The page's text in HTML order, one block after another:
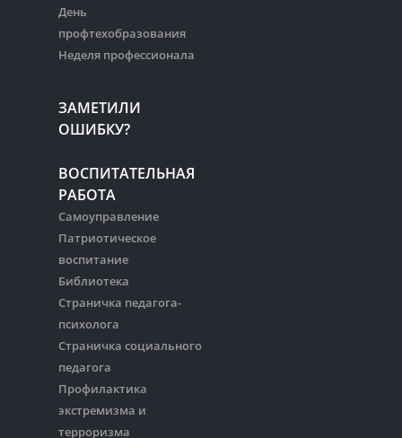
День
профтехобразования
Неделя профессионала
ЗАМЕТИЛИ
ОШИБКУ?
ВОСПИТАТЕЛЬНАЯ
РАБОТА
Самоуправление
Патриотическое
воспитание
Библиотека
Страничка педагога-
психолога
Страничка социального
педагога
Профилактика
экстремизма и
терроризма